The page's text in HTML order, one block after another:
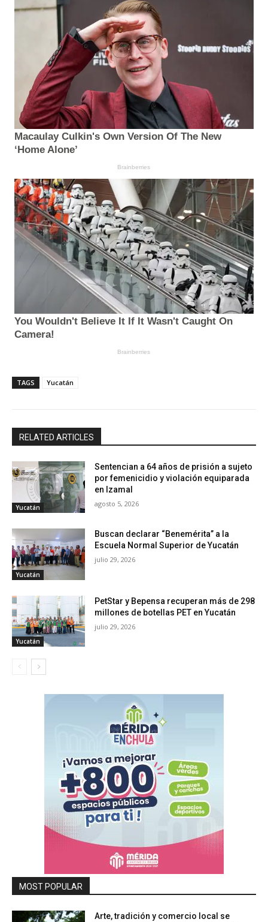
TAGS Yucatán
RELATED ARTICLES
Yucatán
Sentencian a 64 años de prisión a sujeto
por femenicidio y violación equiparada
en Izamal
agosto 5, 2026
Yucatán
Buscan declarar “Benemérita” a la
Escuela Normal Superior de Yucatán
julio 29, 2026
Yucatán
PetStar y Bepensa recuperan más de 298
millones de botellas PET en Yucatán
julio 29, 2026
MOST POPULAR
Arte, tradición y comercio local se